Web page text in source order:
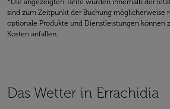
*Die angezeigten Tarife wurden innerhalb der
sind zum Zeitpunkt der Buchung möglicherweise
optionale Produkte und Dienstleistungen können
Kosten anfallen.
Das Wetter in Errachidia